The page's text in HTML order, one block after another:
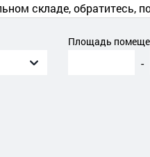
складе, обратитесь,
Площадь
-